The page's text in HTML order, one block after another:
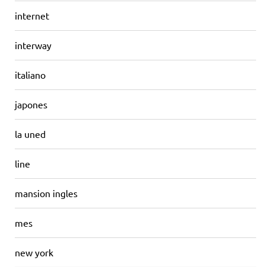
internet
interway
italiano
japones
la uned
line
mansion ingles
mes
new york